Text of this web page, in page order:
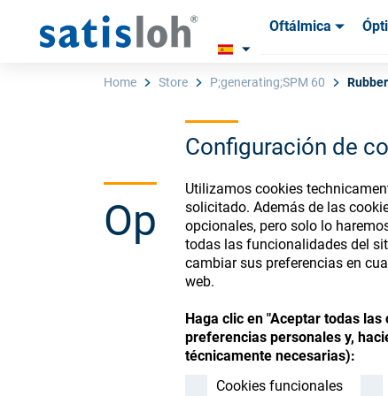
Configuración de
Utilizamos cookies
solicitado. Además de las
opcionales, pero solo lo
todas las funcionalidades del
cambiar sus preferencias en
web.
Haga clic en "Aceptar todas
preferencias personales y,
técnicamente necesarias):
Cookies funcionales
Oftálmica
Home Store P;generating;SPM 60
Ophthalmic
Register or Sign-in